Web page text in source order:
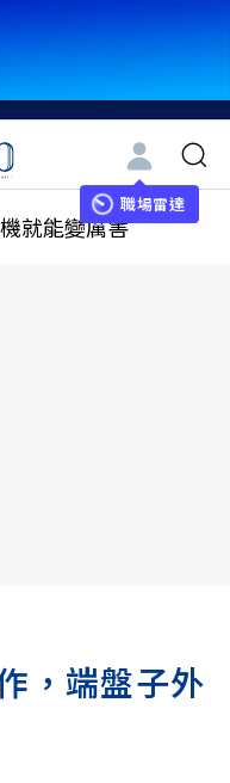
職場雷達
就能變厲害
，端盤子外